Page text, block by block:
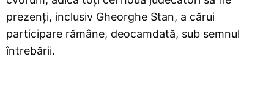
prezenți, inclusiv Gheorghe Stan, a cărui
participare rămâne, deocamdată, sub semnul
întrebării.